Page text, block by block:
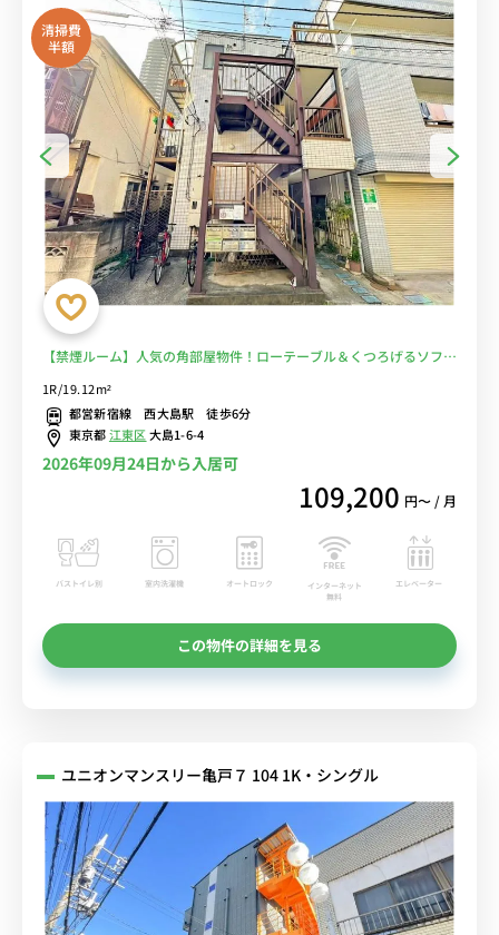
清掃費
半額
【禁煙ルーム】人気の角部屋物件！ローテーブル＆くつろげるソファ
中！
1R/19.12m²
都営新宿線 西大島駅 徒歩6分
東京都江東区大島1-6-4
2026年09月24日から入居可
109,200 円〜 / 月
バストイレ別 室内洗濯機 オートロック
インターネット
無料
エレベーター
この物件の詳細を見る
ユニオンマンスリー亀戸７ 104 1K・シングル